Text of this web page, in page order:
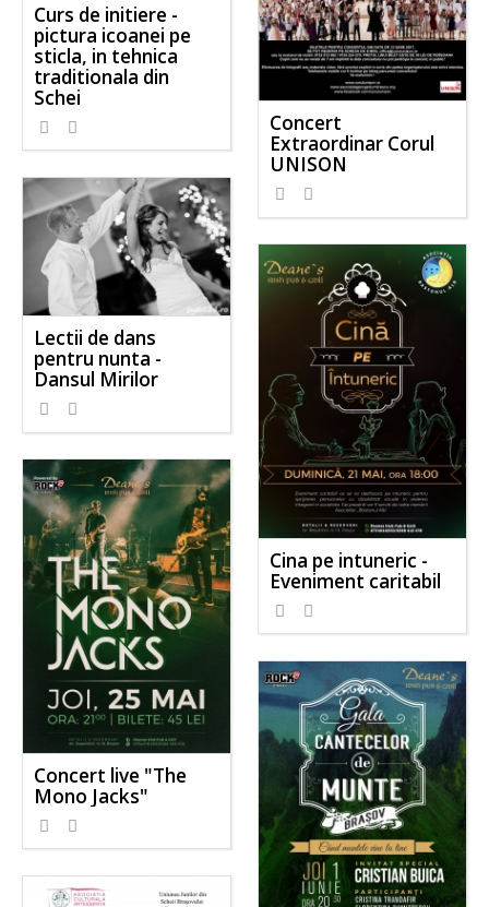
Curs de initiere -
pictura icoanei pe
sticla, in tehnica
traditionala din
Schei
Concert
Extraordinar Corul
UNISON
Lectii de dans
pentru nunta -
Dansul Mirilor
Cina pe intuneric -
Eveniment caritabil
Concert live "The
Mono Jacks"